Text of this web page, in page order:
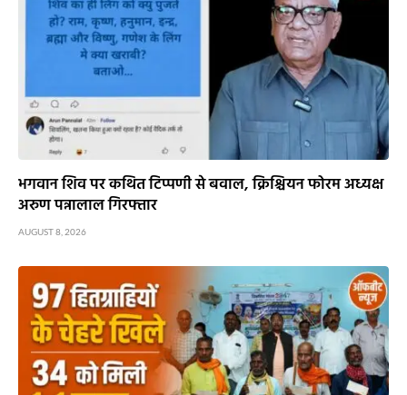
भगवान शिव पर कथित टिप्पणी से बवाल, क्रिश्चियन फोरम अध्यक्ष
अरुण पन्नालाल गिरफ्तार
AUGUST 8, 2026